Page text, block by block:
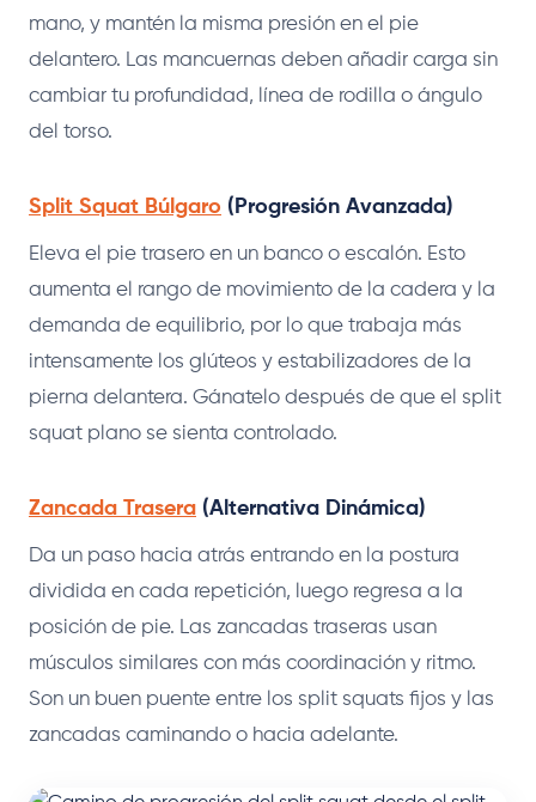
mano, y mantén la misma presión en el pie
delantero. Las mancuernas deben añadir carga sin
cambiar tu profundidad, línea de rodilla o ángulo
del torso.
Split Squat Búlgaro (Progresión Avanzada)
Eleva el pie trasero en un banco o escalón. Esto
aumenta el rango de movimiento de la cadera y la
demanda de equilibrio, por lo que trabaja más
intensamente los glúteos y estabilizadores de la
pierna delantera. Gánatelo después de que el split
squat plano se sienta controlado.
Zancada Trasera (Alternativa Dinámica)
Da un paso hacia atrás entrando en la postura
dividida en cada repetición, luego regresa a la
posición de pie. Las zancadas traseras usan
músculos similares con más coordinación y ritmo.
Son un buen puente entre los split squats fijos y las
zancadas caminando o hacia adelante.